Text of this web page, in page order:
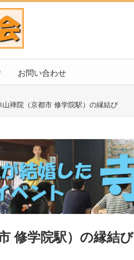
お問い合わせ
山禅院（京都市 修学院駅）の縁結び
修学院駅）の縁結び